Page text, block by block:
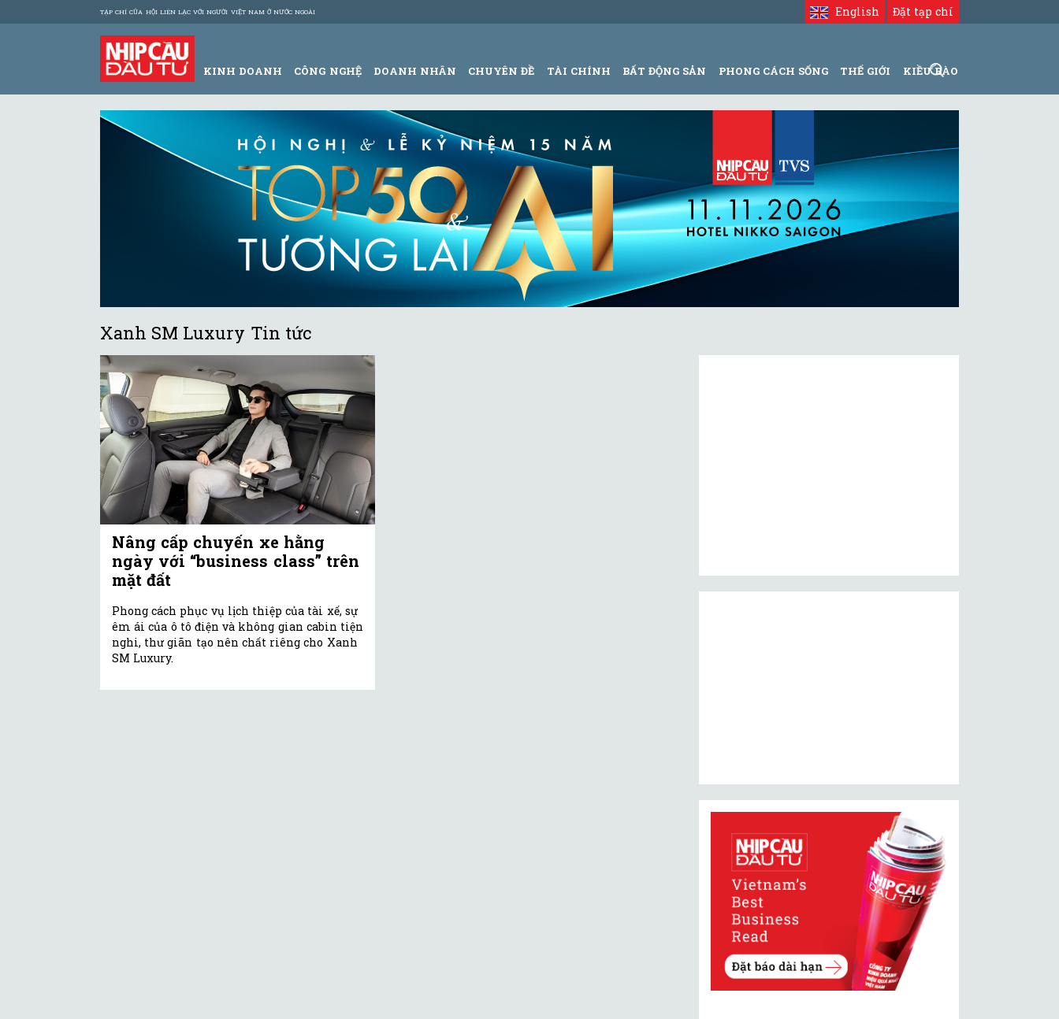
TẠP CHÍ CỦA HỘI LIÊN LẠC VỚI NGƯỜI VIỆT NAM Ở NƯỚC NGOÀI Đặt tạp chí
English
KINH DOANH CÔNG NGHỆ DOANH NHÂN CHUYÊN ĐỀ TÀI CHÍNH BẤT ĐỘNG SẢN PHONG CÁCH SỐNG THẾ GIỚI KIỀU BÀO
Xanh SM Luxury Tin tức
Nâng cấp chuyến xe hằng
ngày với “business class” trên
mặt đất
Phong cách phục vụ lịch thiệp của tài xế, sự
êm ái của ô tô điện và không gian cabin tiện
nghi, thư giãn tạo nên chất riêng cho Xanh
SM Luxury.